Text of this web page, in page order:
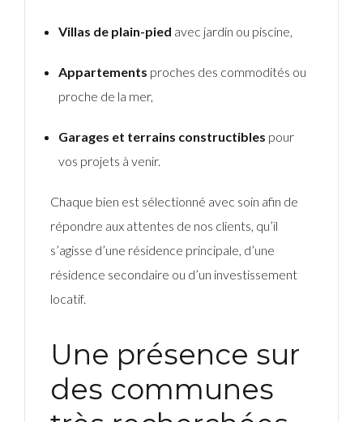
Villas de plain-pied avec jardin ou piscine,
Appartements proches des commodités ou
proche de la mer,
Garages et terrains constructibles pour
vos projets à venir.
Chaque bien est sélectionné avec soin afin de
répondre aux attentes de nos clients, qu’il
s’agisse d’une résidence principale, d’une
résidence secondaire ou d’un investissement
locatif.
Une présence sur
des communes